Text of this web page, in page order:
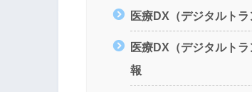
医療DX（デジタルト
医療DX（デジタルト
報